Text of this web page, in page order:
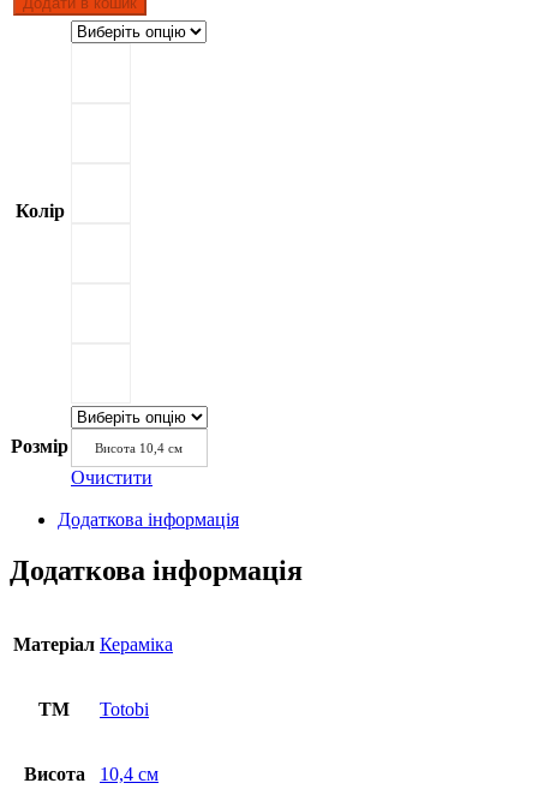
Колір
Розмір Висота 10,4 см
Очистити
Додаткова інформація
Додаткова інформація
Матеріал Кераміка
ТМ Totobi
Висота 10,4 cм